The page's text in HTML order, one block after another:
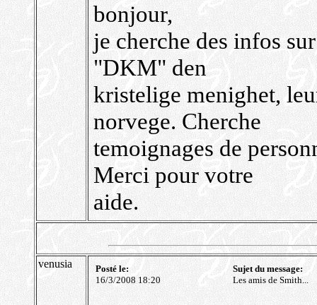
bonjour,
je cherche des infos
"DKM" den
kristelige menighet,
norvege. Cherche
temoignages de
Merci pour votre
aide.
venusia
Posté le:
16/3/2008 18:20
Sujet du message:
Les amis de Smith...